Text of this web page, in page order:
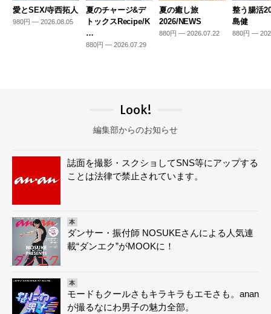
愛とSEX/寺西拓人
980円 — 2026.08.05
夏のチャージ&デ
トックスRecipe/K
…
880円 — 2026.07.29
夏の癒し旅
2026/NEWS
880円 — 2026.07.22
整う腸活
島健
880円 —
Look!
編集部からのお知らせ
誌面を撮影・スクショしてSNS等にアップする
ことは法律で禁止されています。
本
ダンサー・振付師 NOSUKEさんによる人気連
載“ダンエク”がMOOKに！
本
モードもクールさもキラキラもエモさも。anan
が撮るなにわ男子の魅力全部。